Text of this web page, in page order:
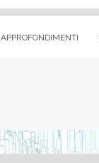
APPROFONDIMENTI